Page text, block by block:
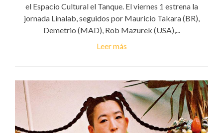
el Espacio Cultural el Tanque. El viernes 1 estrena la
jornada Linalab, seguidos por Mauricio Takara (BR),
Demetrio (MAD), Rob Mazurek (USA),...
Leer más